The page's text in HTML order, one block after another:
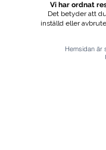
Vi har ordnat
Det betyder att
inställd eller
Hemsidan